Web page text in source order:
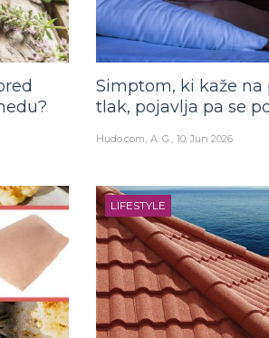
Simptom, ki kaže na
tlak, pojavlja pa se
Hudo.com A. G. 10. Jun 2026
LIFESTYLE